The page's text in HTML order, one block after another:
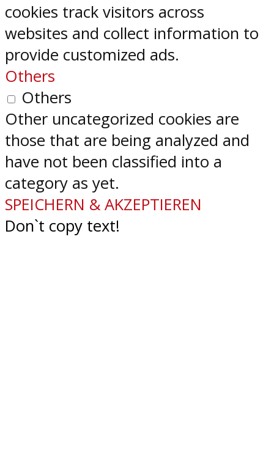
cookies track visitors across
websites and collect information to
provide customized ads.
Others
Others
Other uncategorized cookies are
those that are being analyzed and
have not been classified into a
category as yet.
SPEICHERN & AKZEPTIEREN
Don`t copy text!